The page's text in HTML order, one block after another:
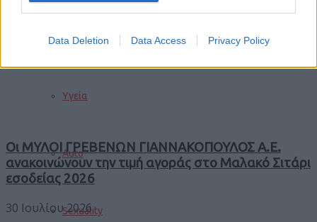
Data Deletion Data Access Privacy Policy
Διατροφή
Υγεία
Auto
Sexuality
Trending
Οι ΜΥΛΟΙ ΓΡΕΒΕΝΩΝ ΓΙΑΝΝΑΚΟΠΟΥΛΟΣ Α.Ε.
ανακοινώνουν την τιμή αγοράς στο Μαλακό Σιτάρι
εσοδείας 2026
30 Ιουλίου 2026